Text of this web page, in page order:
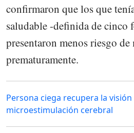
confirmaron que los que
saludable -definida de cinco
presentaron menos riesgo
prematuramente.
Persona ciega recupera la
microestimulación cerebral